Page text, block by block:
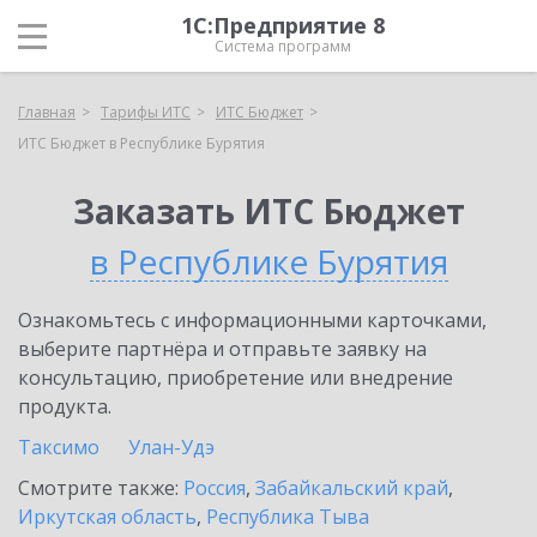
1С:Предприятие 8
Система программ
Главная Тарифы ИТС
ИТС Бюджет
ИТС Бюджет в Республике Бурятия
Заказать ИТС Бюджет
в Республике Бурятия
Ознакомьтесь с информационными карточками,
выберите партнёра и отправьте заявку на
консультацию, приобретение или внедрение
продукта.
Таксимо
Улан-Удэ
Смотрите также: Россия, Забайкальский край,
Иркутская область, Республика Тыва